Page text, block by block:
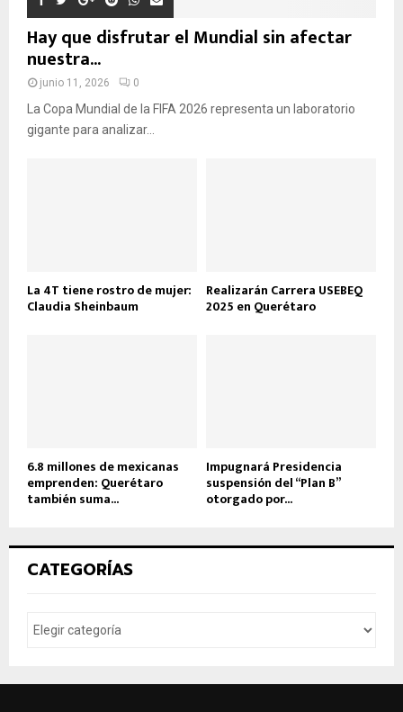
Hay que disfrutar el Mundial sin afectar
nuestra...
junio 11, 2026 0
La Copa Mundial de la FIFA 2026 representa un laboratorio
gigante para analizar...
La 4T tiene rostro de mujer:
Claudia Sheinbaum
Realizarán Carrera USEBEQ
2025 en Querétaro
6.8 millones de mexicanas
emprenden: Querétaro
también suma...
Impugnará Presidencia
suspensión del “Plan B”
otorgado por...
CATEGORÍAS